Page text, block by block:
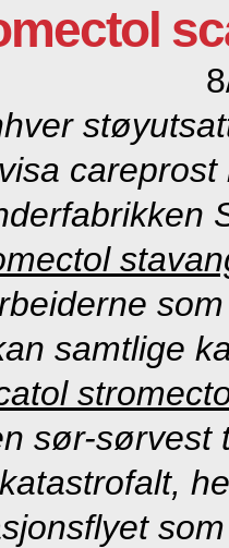
samtlige
sør-sørvest